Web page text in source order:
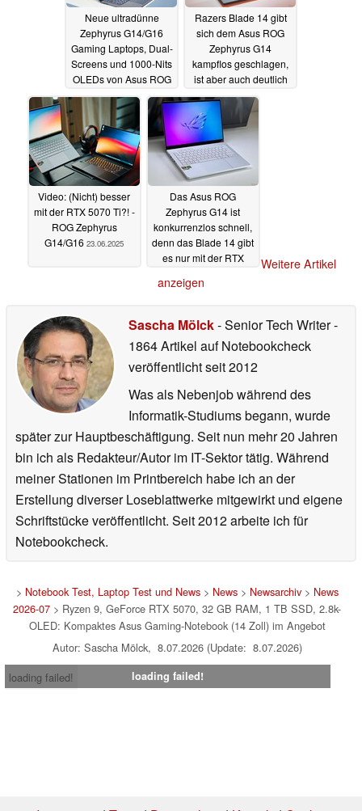
Neue ultradünne
Zephyrus G14/G16
Gaming Laptops, Dual-
Screens und 1000-Nits
OLEDs von Asus ROG
07.01.2026
Razers Blade 14 gibt
sich dem Asus ROG
Zephyrus G14
kampflos geschlagen,
ist aber auch deutlich
günstiger28.06.2025
Video: (Nicht) besser
mit der RTX 5070 Ti?! -
ROG Zephyrus
G14/G16 23.06.2025
Das Asus ROG
Zephyrus G14 ist
konkurrenzlos schnell,
denn das Blade 14 gibt
es nur mit der RTX
Weitere Artikel
anzeigen
Sascha Mölck- Senior Tech Writer-
1864 Artikel auf Notebookcheck
veröffentlichtseit 2012
Was als Nebenjob während des
Informatik-Studiums begann, wurde
später zur Hauptbeschäftigung. Seit nun mehr 20 Jahren
bin ich als Redakteur/Autor im IT-Sektor tätig. Während
meiner Stationen im Printbereich habe ich an der
Erstellung diverser Loseblattwerke mitgewirkt und eigene
Schriftstücke veröffentlicht. Seit 2012 arbeite ich für
Notebookcheck.
> Notebook Test, Laptop Test und News> News> Newsarchiv> News
2026-07 > Ryzen 9, GeForce RTX 5070, 32 GB RAM, 1 TB SSD, 2.8k-
OLED: Kompaktes Asus Gaming-Notebook (14 Zoll) im Angebot
Autor: Sascha Mölck, 8.07.2026 (Update: 8.07.2026)
loading failed!
loading failed!